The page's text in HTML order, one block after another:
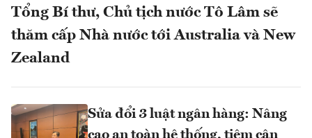
Tổng Bí thư, Chủ tịch nước Tô Lâm sẽ
thăm cấp Nhà nước tới Australia và New
Zealand
Sửa đổi 3 luật ngân hàng: Nâng
cao an toàn hệ thống, tiệm cận